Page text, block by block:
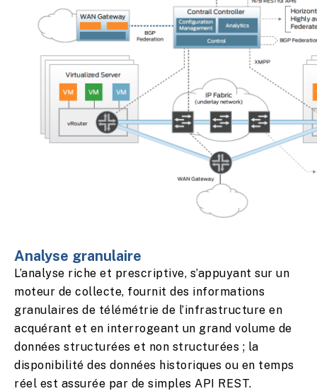
Analyse granulaire
L’analyse riche et prescriptive, s’appuyant sur un
moteur de collecte, fournit des informations
granulaires de télémétrie de l’infrastructure en
acquérant et en interrogeant un grand volume de
données structurées et non structurées ; la
disponibilité des données historiques ou en temps
réel est assurée par de simples API REST.